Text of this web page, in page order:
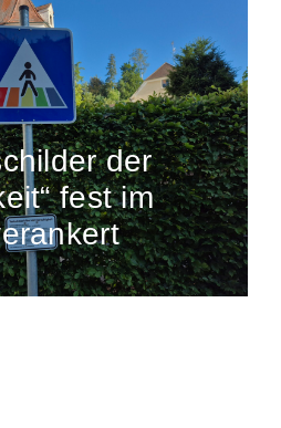
der
fest im